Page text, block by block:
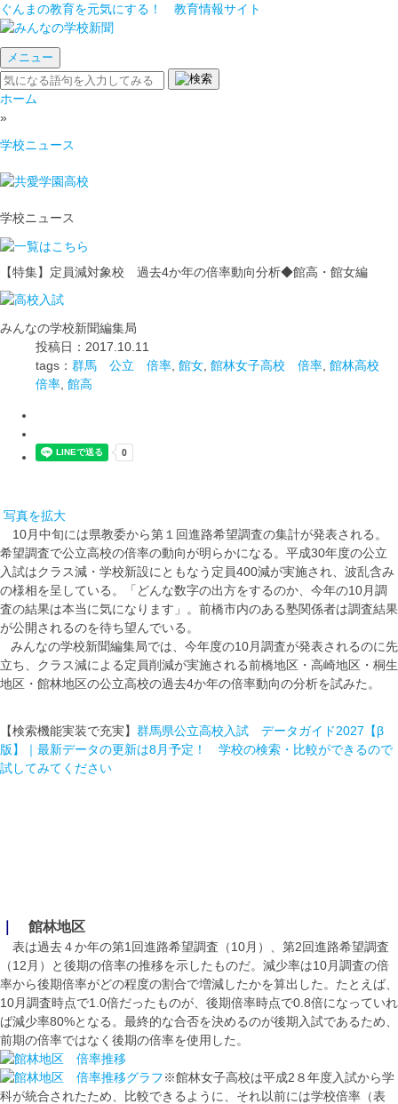
ぐんまの教育を元気にする！ 教育情報サイト
メニュー
ホーム
»
学校ニュース
学校ニュース
【特集】定員減対象校 過去4か年の倍率動向分析◆館高・館女編
みんなの学校新聞編集局
投稿日：2017.10.11
tags： 群馬 公立 倍率 館女 館林女子高校 倍率 館林高校
倍率 館高
写真を拡大
10月中旬には県教委から第１回進路希望調査の集計が発表される。
希望調査で公立高校の倍率の動向が明らかになる。平成30年度の公立
入試はクラス減・学校新設にともなう定員400減が実施され、波乱含み
の様相を呈している。「どんな数字の出方をするのか、今年の10月調
査の結果は本当に気になります」。前橋市内のある塾関係者は調査結果
が公開されるのを待ち望んでいる。
みんなの学校新聞編集局では、今年度の10月調査が発表されるのに先
立ち、クラス減による定員削減が実施される前橋地区・高崎地区・桐生
地区・館林地区の公立高校の過去4か年の倍率動向の分析を試みた。
【検索機能実装で充実】 群馬県公立高校入試 データガイド2027【β
版】｜最新データの更新は8月予定！ 学校の検索・比較ができるので
試してみてください
館林地区
表は過去４か年の第1回進路希望調査（10月）、第2回進路希望調査
（12月）と後期の倍率の推移を示したものだ。減少率は10月調査の倍
率から後期倍率がどの程度の割合で増減したかを算出した。たとえば、
10月調査時点で1.0倍だったものが、後期倍率時点で0.8倍になっていれ
ば減少率80%となる。最終的な合否を決めるのが後期入試であるため、
前期の倍率ではなく後期の倍率を使用した。
※館林女子高校は平成2８年度入試から学
科が統合されたため、比較できるように、それ以前には学校倍率（表